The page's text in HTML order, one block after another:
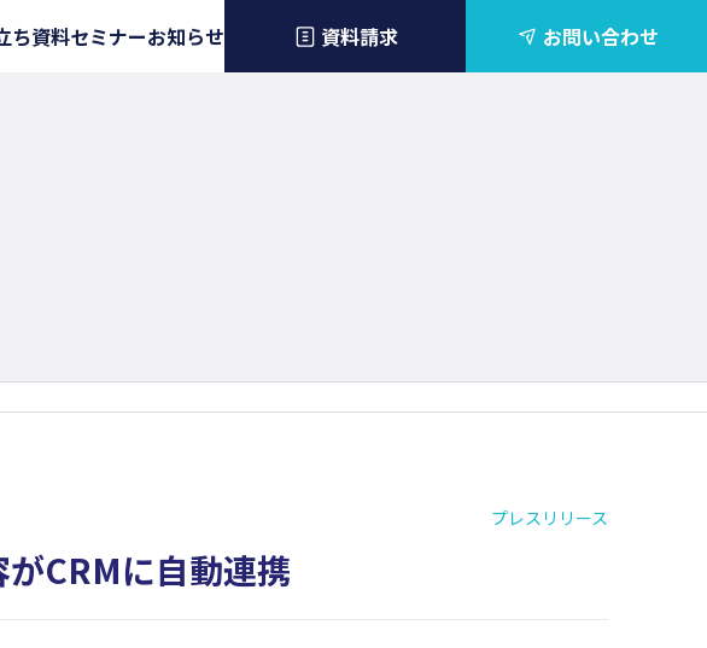
ち資料セミナーお知らせ 資料請求 お問い合わせ
プレスリリース
CRMに自動連携